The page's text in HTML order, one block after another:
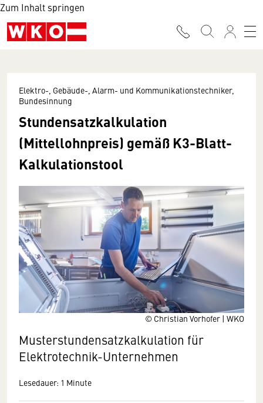
Zum Inhalt springen
© Christian Vorhofer | WKO
Elektro-, Gebäude-, Alarm- und Kommunikationstechniker,
Bundesinnung
Stundensatzkalkulation
(Mittellohnpreis) gemäß K3-Blatt-
Kalkulationstool
Musterstundensatzkalkulation für
Elektrotechnik-Unternehmen
Lesedauer: 1 Minute